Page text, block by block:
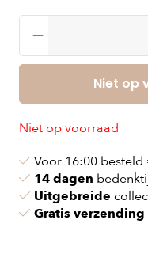
Niet op
Niet op voorraad
Voor 16:00 besteld
14 dagen
Uitgebreide
Gratis verzending